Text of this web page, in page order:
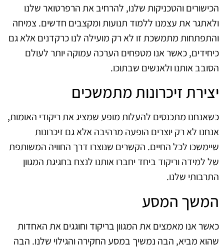
הכישורים והטכניקות שלנו, להרחיב את הרפרטואר שלנו
ולאתגר את עצמנו ללמוד תנועות ומקצבים חדשים. צמיחה
והתפתחות מתמשכת זו לא רק מועילה לנו כרקדנים אלא גם
כיחידים, כאשר אנו מטפחים הערכה עמוקה יותר לעולם
הסובב אותנו ולאנשים שבתוכו.
יצירת זיכרונות מתמשכים
כשאנחנו מתכנסים להעלות מופע שמציג את ריקודי האומות,
אנחנו לא רק יוצרים הופעה מרהיבה אלא גם זיכרונות
שיימשכו לכל החיים. הקשרים שנוצרו דרך החוויה המשותפת
של למידה וריקוד ביחד יחברו אותנו לנצח בחגיגת המגוון
התרבותי שלנו.
המשך המסע
כאשר אנו מאמצים את המגוון בריקוד וחוגגים את האחדות
שהוא מביא, הבה נמשיך במסע החקירה והגילוי שלנו. הבה